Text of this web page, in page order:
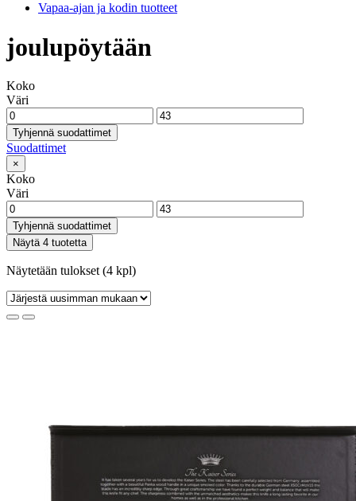
Vapaa-ajan ja kodin tuotteet
joulupöytään
Koko
Väri
Tyhjennä suodattimet
Suodattimet
×
Koko
Väri
Tyhjennä suodattimet
Näytä 4 tuotetta
Näytetään tulokset (4 kpl)